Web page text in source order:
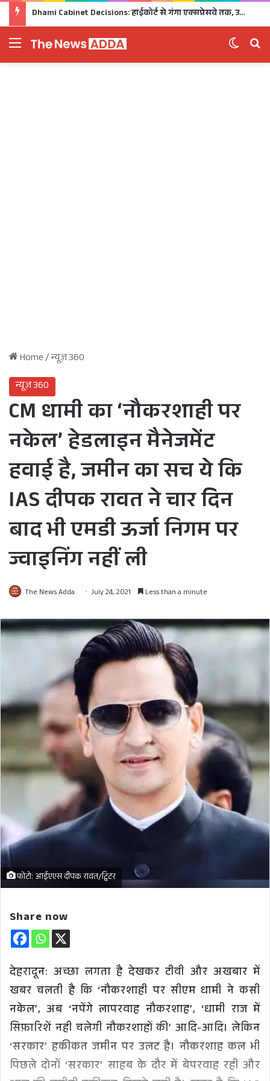
Dhami Cabinet Decisions: हाईकोर्ट से गंगा एक्सप्रेसवे तक, उत्तराखंड कैबिनेट के बड़े फैसले Click
Menu
Home/न्यूज़ 360
न्यूज़ 360
CM धामी का ‘नौकरशाही पर
नकेल’ हेडलाइन मैनेजमेंट
हवाई है, जमीन का सच ये कि
IAS दीपक रावत ने चार दिन
बाद भी एमडी ऊर्जा निगम पर
ज्वाइनिंग नहीं ली
The News Adda July 24, 2021 Less than a minute
फोटो: आईएएस दीपक रावत/ट्विटर
Share now
देहरादून: अच्छा लगता है देखकर टीवी और अखबार में
खबर चलती है कि ‘नौकरशाही पर सीएम धामी ने कसी
नकेल’, अब ‘नपेंगे लापरवाह नौकरशाह’, ‘धामी राज में
सिफ़ारिशें नही चलेगी नौकरशाहों की’ आदि-आदि। लेकिन
‘सरकार’ हकीकत जमीन पर उलट है। नौकरशाह कल भी
पिछले दोनों ‘सरकार’ साहब के दौर में बेपरवाह रही और